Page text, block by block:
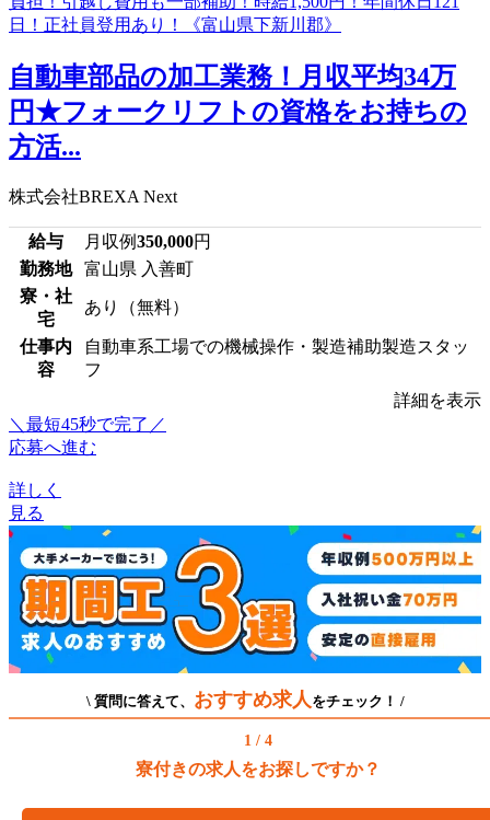
自動車部品の加工業務！月収平均34万
円★フォークリフトの資格をお持ちの
方活...
株式会社BREXA Next
給与 月収例350,000円
勤務地
富山県 入善町
寮・社
宅
あり（無料）
仕事内
容
自動車系工場での機械操作・製造補助製造スタッ
フ
詳細を表示
＼最短45秒で完了／
応募へ進む
詳しく
見る
\ 質問に答えて、 おすすめ求人 をチェック！ /
1 / 4
寮付きの求人をお探しですか？